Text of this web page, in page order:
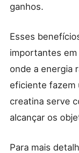
ganhos.
Esses
importantes
onde a energia
eficiente fazem
creatina serve
alcançar os
Para mais